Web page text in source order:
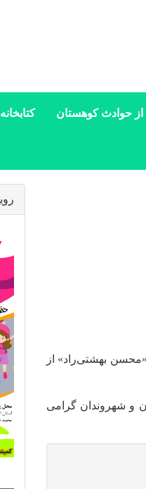
حوادث کوهستان
بهشتی‌راد» از
و شهروندان گرامی